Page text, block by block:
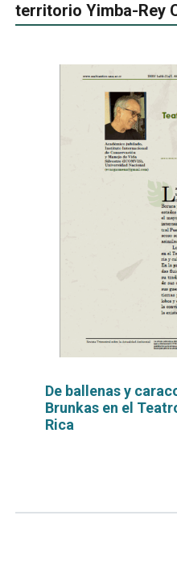
territorio Yimba-Rey
De ballenas y
Brunkas en el
Rica